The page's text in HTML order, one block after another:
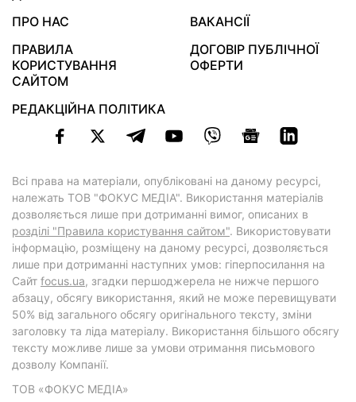
ПРО НАС
ВАКАНСІЇ
ПРАВИЛА
КОРИСТУВАННЯ
САЙТОМ
ДОГОВІР ПУБЛІЧНОЇ
ОФЕРТИ
РЕДАКЦІЙНА ПОЛІТИКА
Всі права на матеріали, опубліковані на даному ресурсі,
належать ТОВ "ФОКУС МЕДІА". Використання матеріалів
дозволяється лише при дотриманні вимог, описаних в
розділі "Правила користування сайтом". Використовувати
інформацію, розміщену на даному ресурсі, дозволяється
лише при дотриманні наступних умов: гіперпосилання на
Cайт focus.ua, згадки першоджерела не нижче першого
абзацу, обсягу використання, який не може перевищувати
50% від загального обсягу оригінального тексту, зміни
заголовку та ліда матеріалу. Використання більшого обсягу
тексту можливе лише за умови отримання письмового
дозволу Компанії.
ТОВ «ФОКУС МЕДІА»